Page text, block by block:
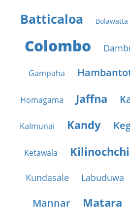
Batticaloa Bolawatta
Colombo
Gampaha
Homagama Jaffna
Kalmunai Kandy
Ketawala Kilinochchi
Kundasale Labuduwa
Mannar Matara